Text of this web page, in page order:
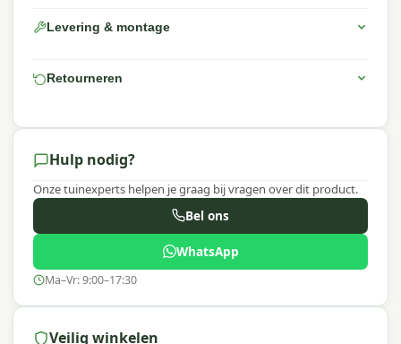
Levering & montage
Retourneren
Hulp nodig?
Onze tuinexperts helpen je graag bij vragen over dit product.
Bel ons
WhatsApp
Ma–Vr: 9:00–17:30
Veilig winkelen